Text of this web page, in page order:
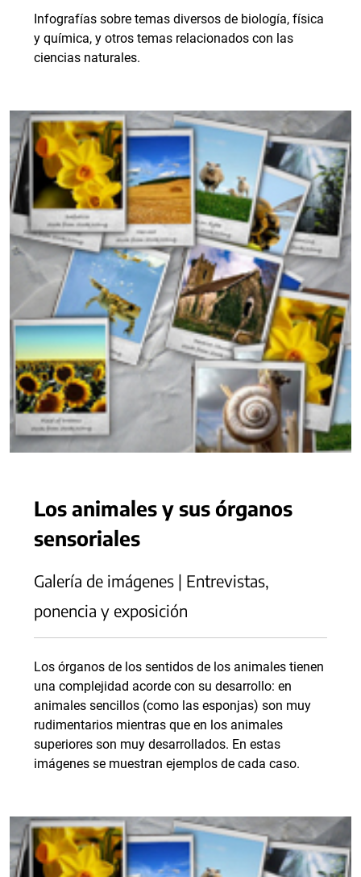
Infografías sobre temas diversos de biología, física
y química, y otros temas relacionados con las
ciencias naturales.
Los animales y sus órganos
sensoriales
Galería de imágenes | Entrevistas,
ponencia y exposición
Los órganos de los sentidos de los animales tienen
una complejidad acorde con su desarrollo: en
animales sencillos (como las esponjas) son muy
rudimentarios mientras que en los animales
superiores son muy desarrollados. En estas
imágenes se muestran ejemplos de cada caso.